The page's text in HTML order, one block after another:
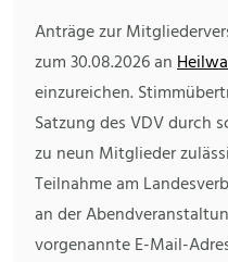
Anträge zur
zum 30.08.2026 an
einzureichen.
Satzung des VDV durch
zu neun Mitglieder
Teilnahme am
an der
vorgenannte E-Mail-